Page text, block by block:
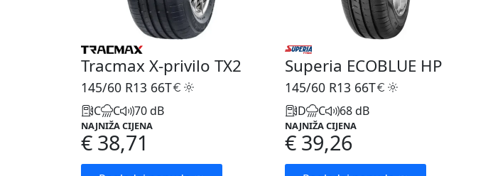
Tracmax X-privilo TX2
145/60 R13 66T
C C 70 dB
NAJNIŽA CIJENA
€ 38,71
Superia ECOBLUE HP
145/60 R13 66T
D C 68 dB
NAJNIŽA CIJENA
€ 39,26